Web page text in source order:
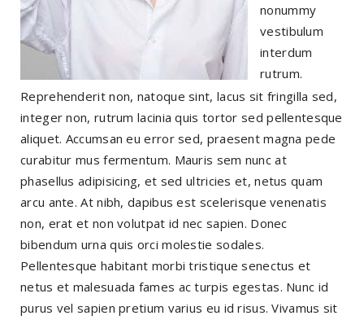
nonummy
vestibulum
interdum
rutrum.
Reprehenderit non, natoque sint, lacus sit fringilla sed,
integer non, rutrum lacinia quis tortor sed pellentesque
aliquet. Accumsan eu error sed, praesent magna pede
curabitur mus fermentum. Mauris sem nunc at
phasellus adipisicing, et sed ultricies et, netus quam
arcu ante. At nibh, dapibus est scelerisque venenatis
non, erat et non volutpat id nec sapien. Donec
bibendum urna quis orci molestie sodales.
Pellentesque habitant morbi tristique senectus et
netus et malesuada fames ac turpis egestas. Nunc id
purus vel sapien pretium varius eu id risus. Vivamus sit